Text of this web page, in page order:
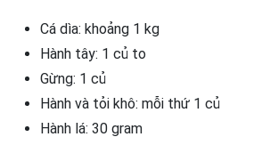
Cá dìa: khoảng 1 kg
Hành tây: 1 củ to
Gừng: 1 củ
Hành và tỏi khô: mỗi thứ 1 củ
Hành lá: 30 gram